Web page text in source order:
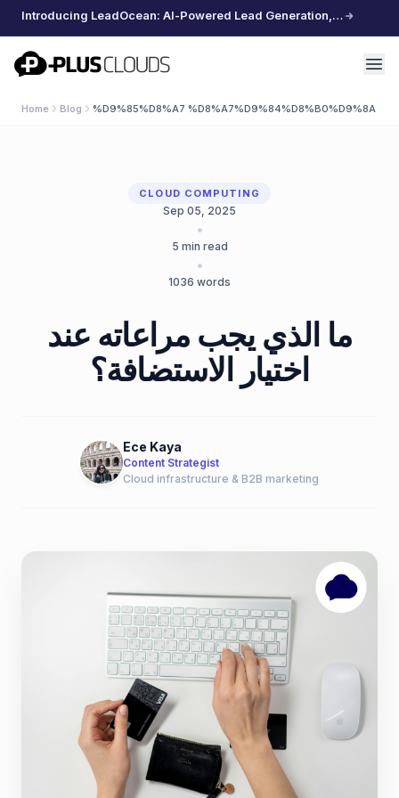
Introducing LeadOcean: AI-Powered Lead Generation, Curated Data, Effortless Scaling
PlusClouds
Home Blog %D9%85%D8%A7 %D8%A7%D9%84%D8%B0%D9%8A
CLOUD COMPUTING
Sep 05, 2025
•
5 min read
•
1036 words
ما الذي يجب مراعاته عند
اختيار الاستضافة؟
Ece Kaya
Content Strategist
Cloud infrastructure & B2B marketing